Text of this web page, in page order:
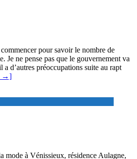
pour savoir le nombre de
Je ne pense pas que le gouvernement va
a d’autres préoccupations suite au rapt
→]
mode à Vénissieux, résidence Aulagne,